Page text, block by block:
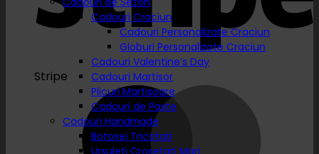
Stripe
Cadouri Craciun
Cadouri Personalizate Craciun
Globuri Personalizate Craciun
Cadouri Valentine’s Day
Cadouri Martisor
Plicuri Martisoare
Cadouri de Paste
Cadouri Handmade
Botosei Tricotati
Ursuleti Crosetati Mari